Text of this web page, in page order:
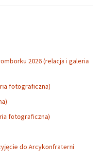
2026 (relacja i galeria
fotograficzna)
fotograficzna)
do Arcykonfraterni